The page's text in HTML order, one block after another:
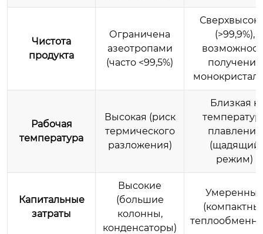
Чистота
продукта
Ограничена
азеотропами
(часто <99,5%)
(>99,9%),
получения
Рабочая
температура
Высокая (риск
термического
разложения)
Близкая к
плавления
(щадящий
режим)
Капитальные
затраты
Высокие
(большие
колонны,
конденсаторы)
Умеренные